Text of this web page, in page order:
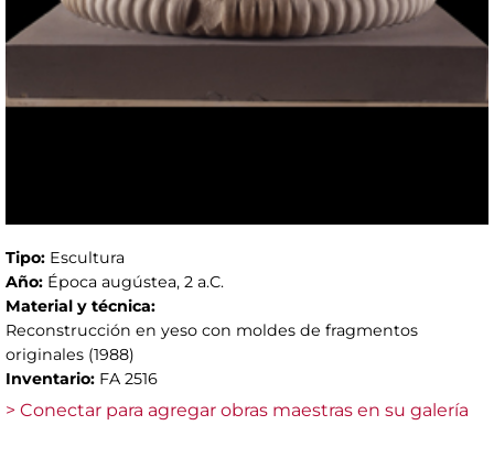
Tipo: Escultura
Año: Época augústea, 2 a.C.
Material y técnica:
Reconstrucción en yeso con moldes de fragmentos
originales (1988)
Inventario: FA 2516
> Conectar para agregar obras maestras en su galería